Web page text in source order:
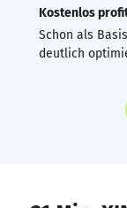
Kostenlos
Schon als
deutlich